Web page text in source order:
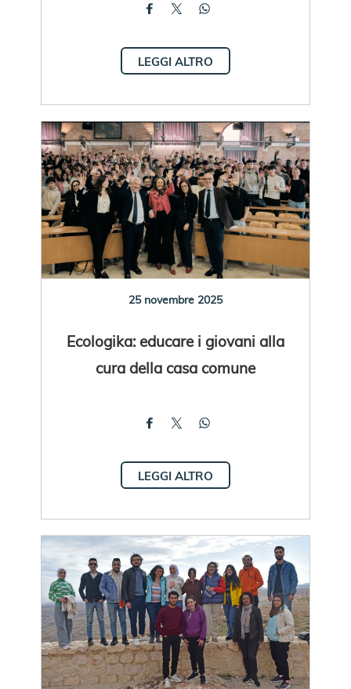
LEGGI ALTRO
25 novembre 2025
Ecologika: educare i giovani alla
cura della casa comune
LEGGI ALTRO